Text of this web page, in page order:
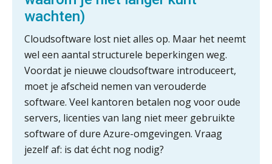
wachten)
Cloudsoftware lost niet alles op. Maar het neemt
wel een aantal structurele beperkingen weg.
Voordat je nieuwe cloudsoftware introduceert,
moet je afscheid nemen van verouderde
software. Veel kantoren betalen nog voor oude
servers, licenties van lang niet meer gebruikte
software of dure Azure-omgevingen. Vraag
jezelf af: is dat écht nog nodig?
tuchtrechtspraak advocatuur is
Informer Money genomineerd voor
Best FinTech Startup of the Year
België
Wwft-compliance in 2026: doen we
het beter dan vorig jaar?
ICT & AI | Volledig automatische
factuurverwerking: zo kom je er
Hierom zijn webshopondernemers